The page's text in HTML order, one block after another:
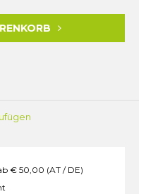
€ 50,00 (AT / DE)